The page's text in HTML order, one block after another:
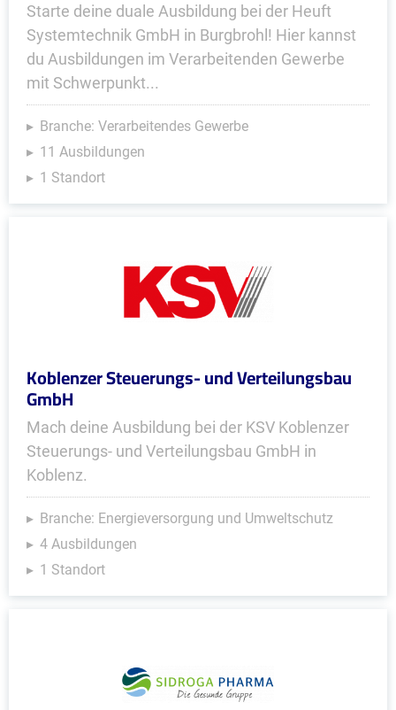
Starte deine duale Ausbildung bei der Heuft
Systemtechnik GmbH in Burgbrohl! Hier kannst
du Ausbildungen im Verarbeitenden Gewerbe
mit Schwerpunkt...
Branche: Verarbeitendes Gewerbe
11 Ausbildungen
1 Standort
Koblenzer Steuerungs- und Verteilungsbau
GmbH
Mach deine Ausbildung bei der KSV Koblenzer
Steuerungs- und Verteilungsbau GmbH in
Koblenz.
Branche: Energieversorgung und Umweltschutz
4 Ausbildungen
1 Standort